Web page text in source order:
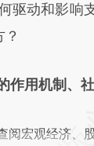
驱动和影响
作用机制、
阅宏观经济、